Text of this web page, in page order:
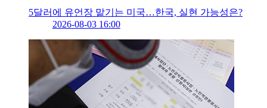
5달러에 유언장 맡기는 미국…한국, 실현 가능성은?
2026-08-03 16:00